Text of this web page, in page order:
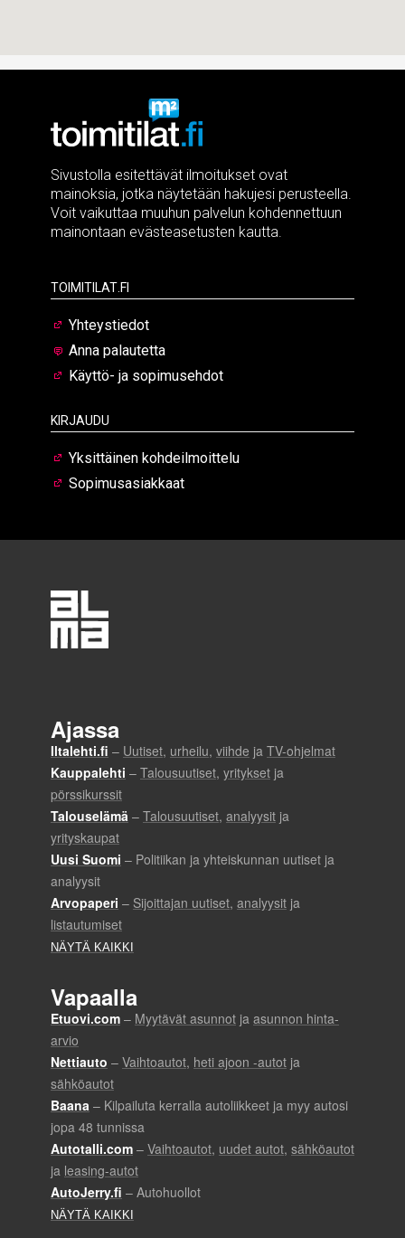
Sivustolla esitettävät ilmoitukset ovat
mainoksia, jotka näytetään hakujesi perusteella.
Voit vaikuttaa muuhun palvelun kohdennettuun
mainontaan evästeasetusten kautta.
Toimitilat.fi
Yhteystiedot
Anna palautetta
Käyttö- ja sopimusehdot
Kirjaudu
Yksittäinen kohdeilmoittelu
Sopimusasiakkaat